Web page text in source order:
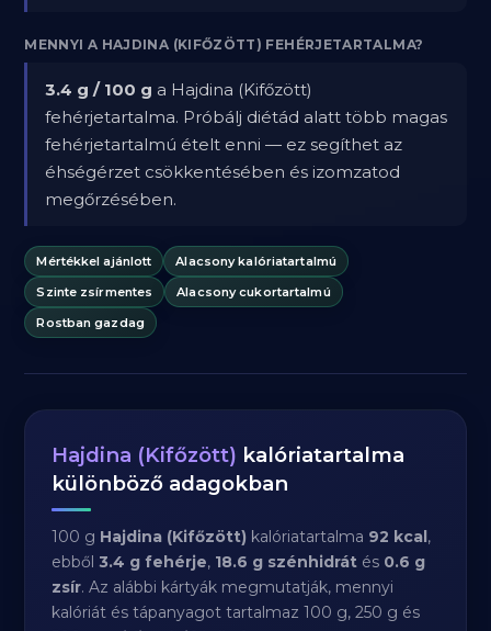
MENNYI A HAJDINA (KIFŐZÖTT) FEHÉRJETARTALMA?
3.4 g / 100 g a Hajdina (Kifőzött)
fehérjetartalma. Próbálj diétád alatt több magas
fehérjetartalmú ételt enni — ez segíthet az
éhségérzet csökkentésében és izomzatod
megőrzésében.
Mértékkel ajánlott
Alacsony kalóriatartalmú
Szinte zsírmentes
Alacsony cukortartalmú
Rostban gazdag
Hajdina (Kifőzött) kalóriatartalma
különböző adagokban
100 g Hajdina (Kifőzött) kalóriatartalma 92 kcal,
ebből3.4 g fehérje, 18.6 g szénhidrát és 0.6 g
zsír. Az alábbi kártyák megmutatják, mennyi
kalóriát és tápanyagot tartalmaz 100 g, 250 g és